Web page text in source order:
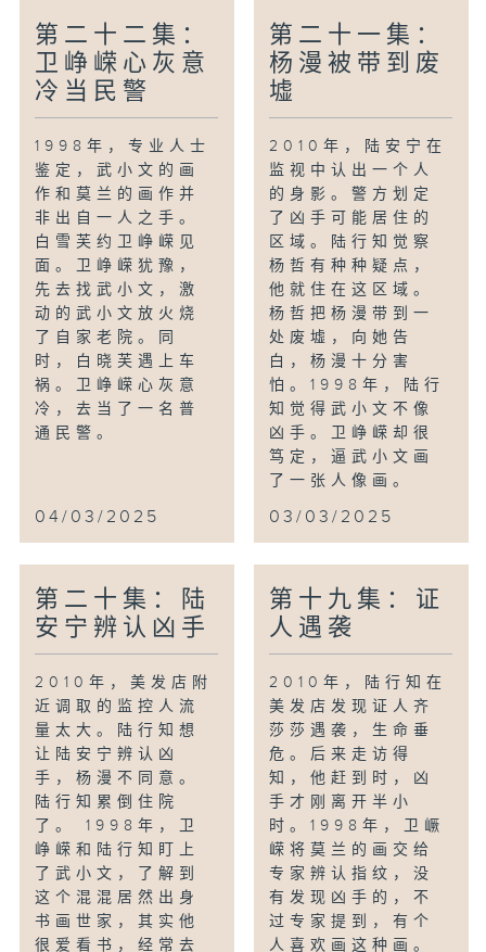
第二十二集：
卫峥嵘心灰意
冷当民警
1998年，专业人士
鉴定，武小文的画
作和莫兰的画作并
非出自一人之手。
白雪芙约卫峥嵘见
面。卫峥嵘犹豫，
先去找武小文，激
动的武小文放火烧
了自家老院。同
时，白晓芙遇上车
祸。卫峥嵘心灰意
冷，去当了一名普
通民警。
04/03/2025
第二十一集：
杨漫被带到废
墟
2010年，陆安宁在
监视中认出一个人
的身影。警方划定
了凶手可能居住的
区域。陆行知觉察
杨哲有种种疑点，
他就住在这区域。
杨哲把杨漫带到一
处废墟，向她告
白，杨漫十分害
怕。1998年，陆行
知觉得武小文不像
凶手。卫峥嵘却很
笃定，逼武小文画
了一张人像画。
03/03/2025
第二十集：陆
安宁辨认凶手
2010年，美发店附
近调取的监控人流
量太大。陆行知想
让陆安宁辨认凶
手，杨漫不同意。
陆行知累倒住院
了。 1998年，卫
峥嵘和陆行知盯上
了武小文，了解到
这个混混居然出身
书画世家，其实他
很爱看书，经常去
第十九集：证
人遇袭
2010年，陆行知在
美发店发现证人齐
莎莎遇袭，生命垂
危。后来走访得
知，他赶到时，凶
手才刚离开半小
时。1998年，卫嶥
嵘将莫兰的画交给
专家辨认指纹，没
有发现凶手的，不
过专家提到，有个
人喜欢画这种画。